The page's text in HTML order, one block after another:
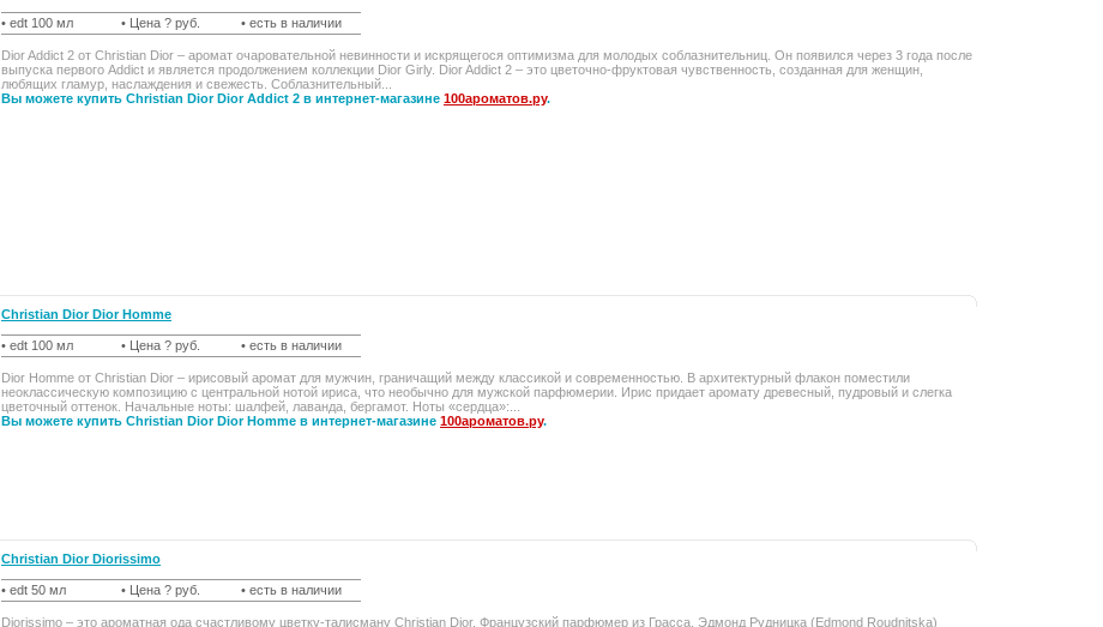
• edt 100 мл • Цена ? руб. • есть в наличии
Dior Addict 2 от Christian Dior – аромат очаровательной невинности и искрящегося оптимизма для молодых соблазнительниц. Он появился через 3 года после
выпуска первого Addict и является продолжением коллекции Dior Girly. Dior Addict 2 – это цветочно-фруктовая чувственность, созданная для женщин,
любящих гламур, наслаждения и свежесть. Соблазнительный...
Вы можете купить Christian Dior Dior Addict 2 в интернет-магазине 100ароматов.ру.
Christian Dior Dior Homme
• edt 100 мл • Цена ? руб. • есть в наличии
Dior Homme от Christian Dior – ирисовый аромат для мужчин, граничащий между классикой и современностью. В архитектурный флакон поместили
неоклассическую композицию с центральной нотой ириса, что необычно для мужской парфюмерии. Ирис придает аромату древесный, пудровый и слегка
цветочный оттенок. Начальные ноты: шалфей, лаванда, бергамот. Ноты «сердца»:...
Вы можете купить Christian Dior Dior Homme в интернет-магазине 100ароматов.ру.
Christian Dior Diorissimo
• edt 50 мл • Цена ? руб. • есть в наличии
Diorissimo – это ароматная ода счастливому цветку-талисману Christian Dior. Французский парфюмер из Грасса, Эдмонд Рудницка (Edmond Roudnitska)